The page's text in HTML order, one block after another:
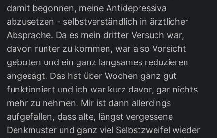
damit begonnen, meine Antidepressiva
abzusetzen - selbstverständlich in ärztlicher
Absprache. Da es mein dritter Versuch war,
davon runter zu kommen, war also Vorsicht
geboten und ein ganz langsames reduzieren
angesagt. Das hat über Wochen ganz gut
funktioniert und ich war kurz davor, gar nichts
mehr zu nehmen. Mir ist dann allerdings
aufgefallen, dass alte, längst vergessene
Denkmuster und ganz viel Selbstzweifel wieder